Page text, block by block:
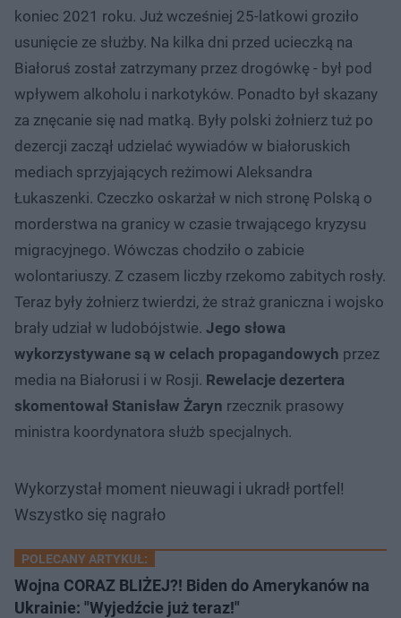
koniec 2021 roku. Już wcześniej 25-latkowi groziło
usunięcie ze służby. Na kilka dni przed ucieczką na
Białoruś został zatrzymany przez drogówkę - był pod
wpływem alkoholu i narkotyków. Ponadto był skazany
za znęcanie się nad matką. Były polski żołnierz tuż po
dezercji zaczął udzielać wywiadów w białoruskich
mediach sprzyjających reżimowi Aleksandra
Łukaszenki. Czeczko oskarżał w nich stronę Polską o
morderstwa na granicy w czasie trwającego kryzysu
migracyjnego. Wówczas chodziło o zabicie
wolontariuszy. Z czasem liczby rzekomo zabitych rosły.
Teraz były żołnierz twierdzi, że straż graniczna i wojsko
brały udział w ludobójstwie. Jego słowa
wykorzystywane są w celach propagandowych przez
media na Białorusi i w Rosji. Rewelacje dezertera
skomentował Stanisław Żaryn rzecznik prasowy
ministra koordynatora służb specjalnych.
Wykorzystał moment nieuwagi i ukradł portfel!
Wszystko się nagrało
POLECANY ARTYKUŁ:
Wojna CORAZ BLIŻEJ?! Biden do Amerykanów na
Ukrainie: "Wyjedźcie już teraz!"